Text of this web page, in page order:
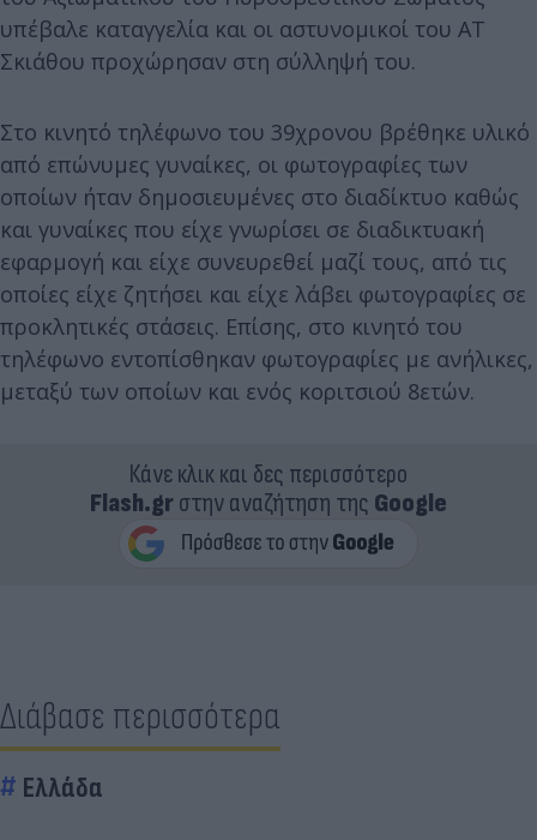
υπέβαλε καταγγελία και οι αστυνομικοί του ΑΤ
Σκιάθου προχώρησαν στη σύλληψή του.
Στο κινητό τηλέφωνο του 39χρονου βρέθηκε υλικό
από επώνυμες γυναίκες, οι φωτογραφίες των
οποίων ήταν δημοσιευμένες στο διαδίκτυο καθώς
και γυναίκες που είχε γνωρίσει σε διαδικτυακή
εφαρμογή και είχε συνευρεθεί μαζί τους, από τις
οποίες είχε ζητήσει και είχε λάβει φωτογραφίες σε
προκλητικές στάσεις. Επίσης, στο κινητό του
τηλέφωνο εντοπίσθηκαν φωτογραφίες με ανήλικες,
μεταξύ των οποίων και ενός κοριτσιού 8ετών.
Κάνε κλικ και δες περισσότερο
Flash.grστην αναζήτηση της Google
Διάβασε περισσότερα
Ελλάδα